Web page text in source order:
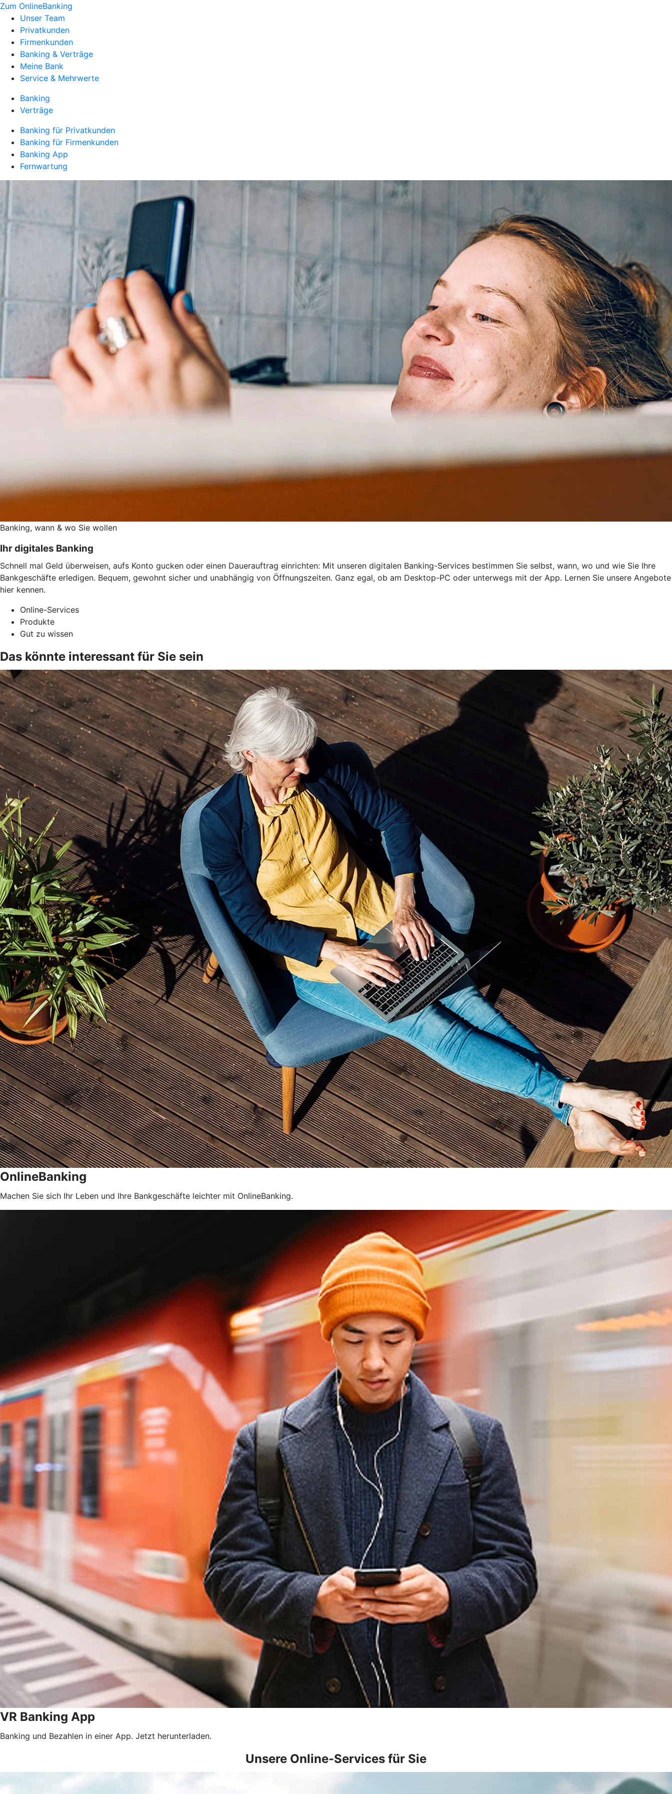
Zum OnlineBanking
Unser Team
Privatkunden
Firmenkunden
Banking & Verträge
Meine Bank
Service & Mehrwerte
Banking
Verträge
Banking für Privatkunden
Banking für Firmenkunden
Banking App
Fernwartung
Banking, wann & wo Sie wollen
Ihr digitales Banking
Schnell mal Geld überweisen, aufs Konto gucken oder einen Dauerauftrag einrichten: Mit unseren digitalen Banking-Services bestimmen Sie selbst, wann, wo und wie Sie Ihre
Bankgeschäfte erledigen. Bequem, gewohnt sicher und unabhängig von Öffnungszeiten. Ganz egal, ob am Desktop-PC oder unterwegs mit der App. Lernen Sie unsere Angebote
hier kennen.
Online-Services
Produkte
Gut zu wissen
Das könnte interessant für Sie sein
OnlineBanking
Machen Sie sich Ihr Leben und Ihre Bankgeschäfte leichter mit OnlineBanking.
VR Banking App
Banking und Bezahlen in einer App. Jetzt herunterladen.
Unsere Online-Services für Sie